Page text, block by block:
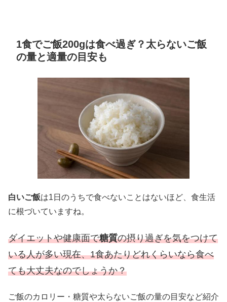
1食でご飯200gは食べ過ぎ？太らないご飯
の量と適量の目安も
白いご飯は1日のうちで食べないことはないほど、食生活
に根づいていますね。
ダイエットや健康面で糖質の摂り過ぎを気をつけて
いる人が多い現在、1食あたりどれくらいなら食べ
ても大丈夫なのでしょうか？
ご飯のカロリー・糖質や太らないご飯の量の目安など紹介